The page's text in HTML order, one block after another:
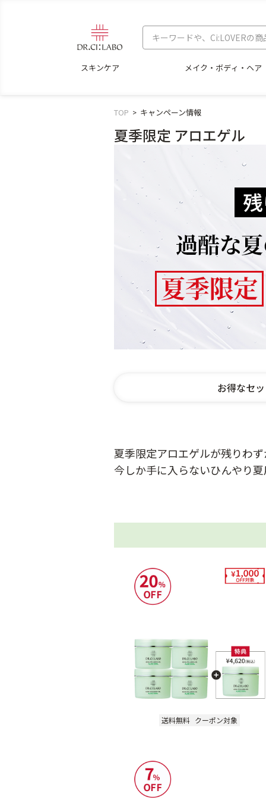
スキンケア メイク・ボディ・ヘア
TOP キャンペーン情報
夏季限定 アロエゲル
お得なセ
夏季限定アロエゲルが残りわ
今しか手に入らないひんやり
送料無料 クーポン対象